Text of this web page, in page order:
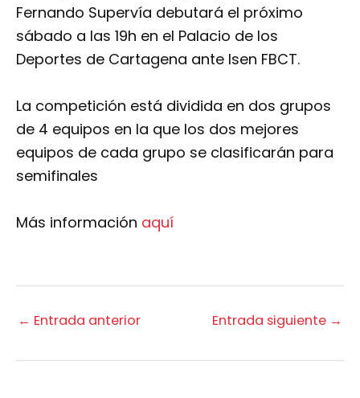
Fernando Supervía debutará el próximo
sábado a las 19h en el Palacio de los
Deportes de Cartagena ante Isen FBCT.
La competición está dividida en dos grupos
de 4 equipos en la que los dos mejores
equipos de cada grupo se clasificarán para
semifinales
Más información aquí
← Entrada anterior Entrada siguiente →